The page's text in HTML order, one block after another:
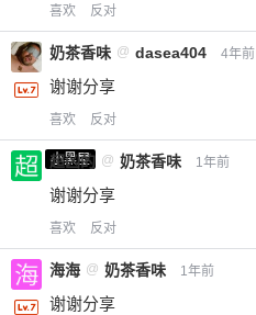
喜欢 反对
奶茶香味 @ dasea404 4年前
谢谢分享
喜欢 反对
小黑屋
超凶的 @ 奶茶香味 1年前
谢谢分享
喜欢 反对
海海 @ 奶茶香味 1年前
谢谢分享